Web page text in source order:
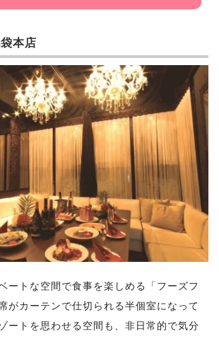
本店
ートな空間で食事を楽しめる「フーズフ
がカーテンで仕切られる半個室になって
ートを思わせる空間も、非日常的で気分